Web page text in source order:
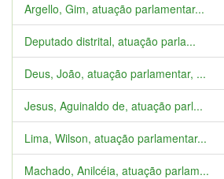
Argello, Gim, atuação parlamentar...
Deputado distrital, atuação parla...
Deus, João, atuação parlamentar, ...
Jesus, Aguinaldo de, atuação parl...
Lima, Wilson, atuação parlamentar...
Machado, Anilcéia, atuação parlam...